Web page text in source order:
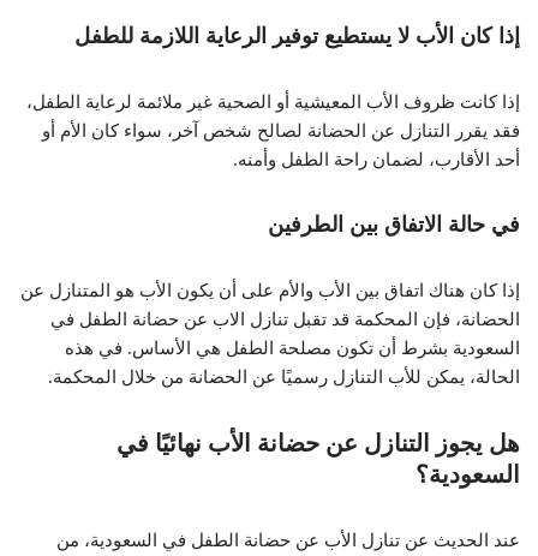
إذا كان الأب لا يستطيع توفير الرعاية اللازمة للطفل
إذا كانت ظروف الأب المعيشية أو الصحية غير ملائمة لرعاية الطفل،
فقد يقرر التنازل عن الحضانة لصالح شخص آخر، سواء كان الأم أو
أحد الأقارب، لضمان راحة الطفل وأمنه.
في حالة الاتفاق بين الطرفين
إذا كان هناك اتفاق بين الأب والأم على أن يكون الأب هو المتنازل عن
الحضانة، فإن المحكمة قد تقبل تنازل الاب عن حضانة الطفل في
السعودية بشرط أن تكون مصلحة الطفل هي الأساس. في هذه
الحالة، يمكن للأب التنازل رسميًا عن الحضانة من خلال المحكمة.
هل يجوز التنازل عن حضانة الأب نهائيًا في
السعودية؟
عند الحديث عن تنازل الأب عن حضانة الطفل في السعودية، من